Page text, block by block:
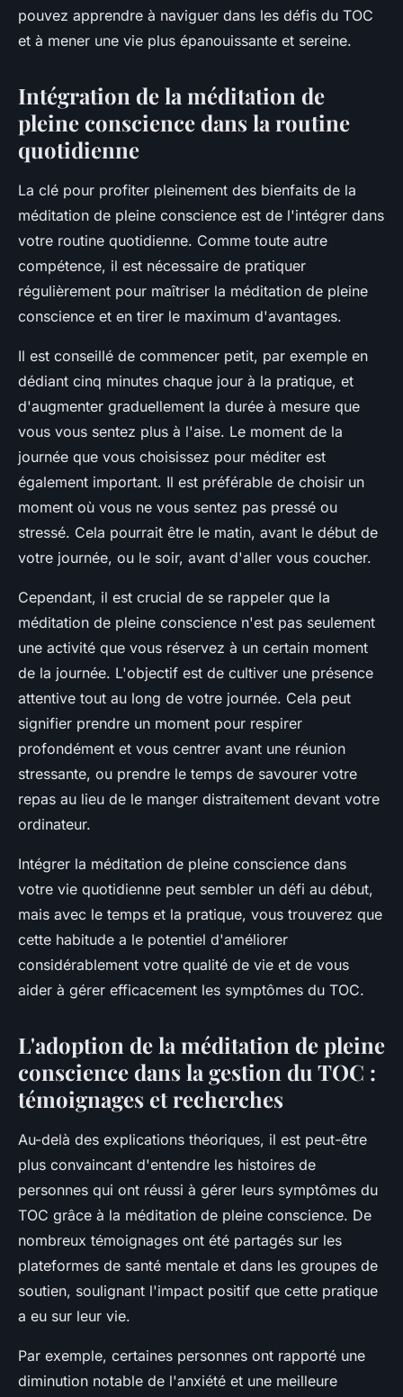
pouvez apprendre à naviguer dans les défis du TOC
et à mener une vie plus épanouissante et sereine.
Intégration de la méditation de
pleine conscience dans la routine
quotidienne
La clé pour profiter pleinement des bienfaits de la
méditation de pleine conscience est de l'intégrer dans
votre routine quotidienne. Comme toute autre
compétence, il est nécessaire de pratiquer
régulièrement pour maîtriser la méditation de pleine
conscience et en tirer le maximum d'avantages.
Il est conseillé de commencer petit, par exemple en
dédiant cinq minutes chaque jour à la pratique, et
d'augmenter graduellement la durée à mesure que
vous vous sentez plus à l'aise. Le moment de la
journée que vous choisissez pour méditer est
également important. Il est préférable de choisir un
moment où vous ne vous sentez pas pressé ou
stressé. Cela pourrait être le matin, avant le début de
votre journée, ou le soir, avant d'aller vous coucher.
Cependant, il est crucial de se rappeler que la
méditation de pleine conscience n'est pas seulement
une activité que vous réservez à un certain moment
de la journée. L'objectif est de cultiver une présence
attentive tout au long de votre journée. Cela peut
signifier prendre un moment pour respirer
profondément et vous centrer avant une réunion
stressante, ou prendre le temps de savourer votre
repas au lieu de le manger distraitement devant votre
ordinateur.
Intégrer la méditation de pleine conscience dans
votre vie quotidienne peut sembler un défi au début,
mais avec le temps et la pratique, vous trouverez que
cette habitude a le potentiel d'améliorer
considérablement votre qualité de vie et de vous
aider à gérer efficacement les symptômes du TOC.
L'adoption de la méditation de pleine
conscience dans la gestion du TOC :
témoignages et recherches
Au-delà des explications théoriques, il est peut-être
plus convaincant d'entendre les histoires de
personnes qui ont réussi à gérer leurs symptômes du
TOC grâce à la méditation de pleine conscience. De
nombreux témoignages ont été partagés sur les
plateformes de santé mentale et dans les groupes de
soutien, soulignant l'impact positif que cette pratique
a eu sur leur vie.
Par exemple, certaines personnes ont rapporté une
diminution notable de l'anxiété et une meilleure